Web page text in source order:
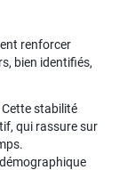
renforcer
bien identifiés,
Cette stabilité
qui rassure sur